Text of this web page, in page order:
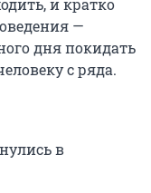
и кратко
—
дня покидать
с ряда.
в